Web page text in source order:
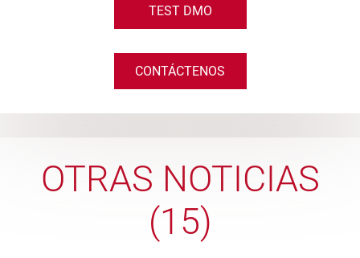
TEST DMO
CONTÁCTENOS
OTRAS NOTICIAS
(15)